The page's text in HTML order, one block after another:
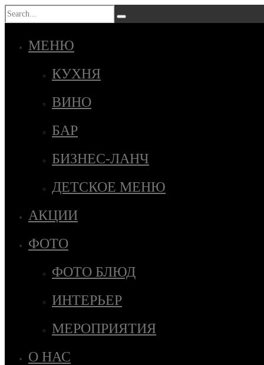
МЕНЮ
КУХНЯ
ВИНО
БАР
БИЗНЕС-ЛАНЧ
ДЕТСКОЕ МЕНЮ
АКЦИИ
ФОТО
ФОТО БЛЮД
ИНТЕРЬЕР
МЕРОПРИЯТИЯ
О НАС